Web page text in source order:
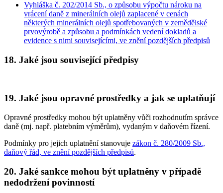
Vyhláška č. 202/2014 Sb., o způsobu výpočtu nároku na
vrácení daně z minerálních olejů zaplacené v cenách
některých minerálních olejů spotřebovaných v zemědělské
prvovýrobě a způsobu a podmínkách vedení dokladů a
evidence s nimi souvisejícími, ve znění pozdějších předpisů
18. Jaké jsou související předpisy
19. Jaké jsou opravné prostředky a jak se uplatňují
Opravné prostředky mohou být uplatněny vůči rozhodnutím správce
daně (mj. např. platebním výměrům), vydaným v daňovém řízení.
Podmínky pro jejich uplatnění stanovuje zákon č. 280/2009 Sb.,
daňový řád, ve znění pozdějších předpisů.
20. Jaké sankce mohou být uplatněny v případě
nedodržení povinností